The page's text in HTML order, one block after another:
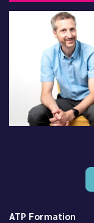
ATP Formation